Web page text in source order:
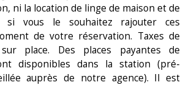
ni la location de linge de maison et de
si vous le souhaitez rajouter ces
de votre réservation. Taxes de
place. Des places payantes de
disponibles dans la station (pré-
auprès de notre agence). Il est